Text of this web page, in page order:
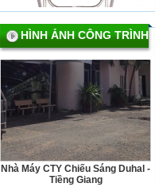
0.7x1.2m,loại tốt.
HÌNH ẢNH CÔNG TRÌNH
Nhà Máy CTY Chiếu Sáng Duhal -
Tiềng Giang